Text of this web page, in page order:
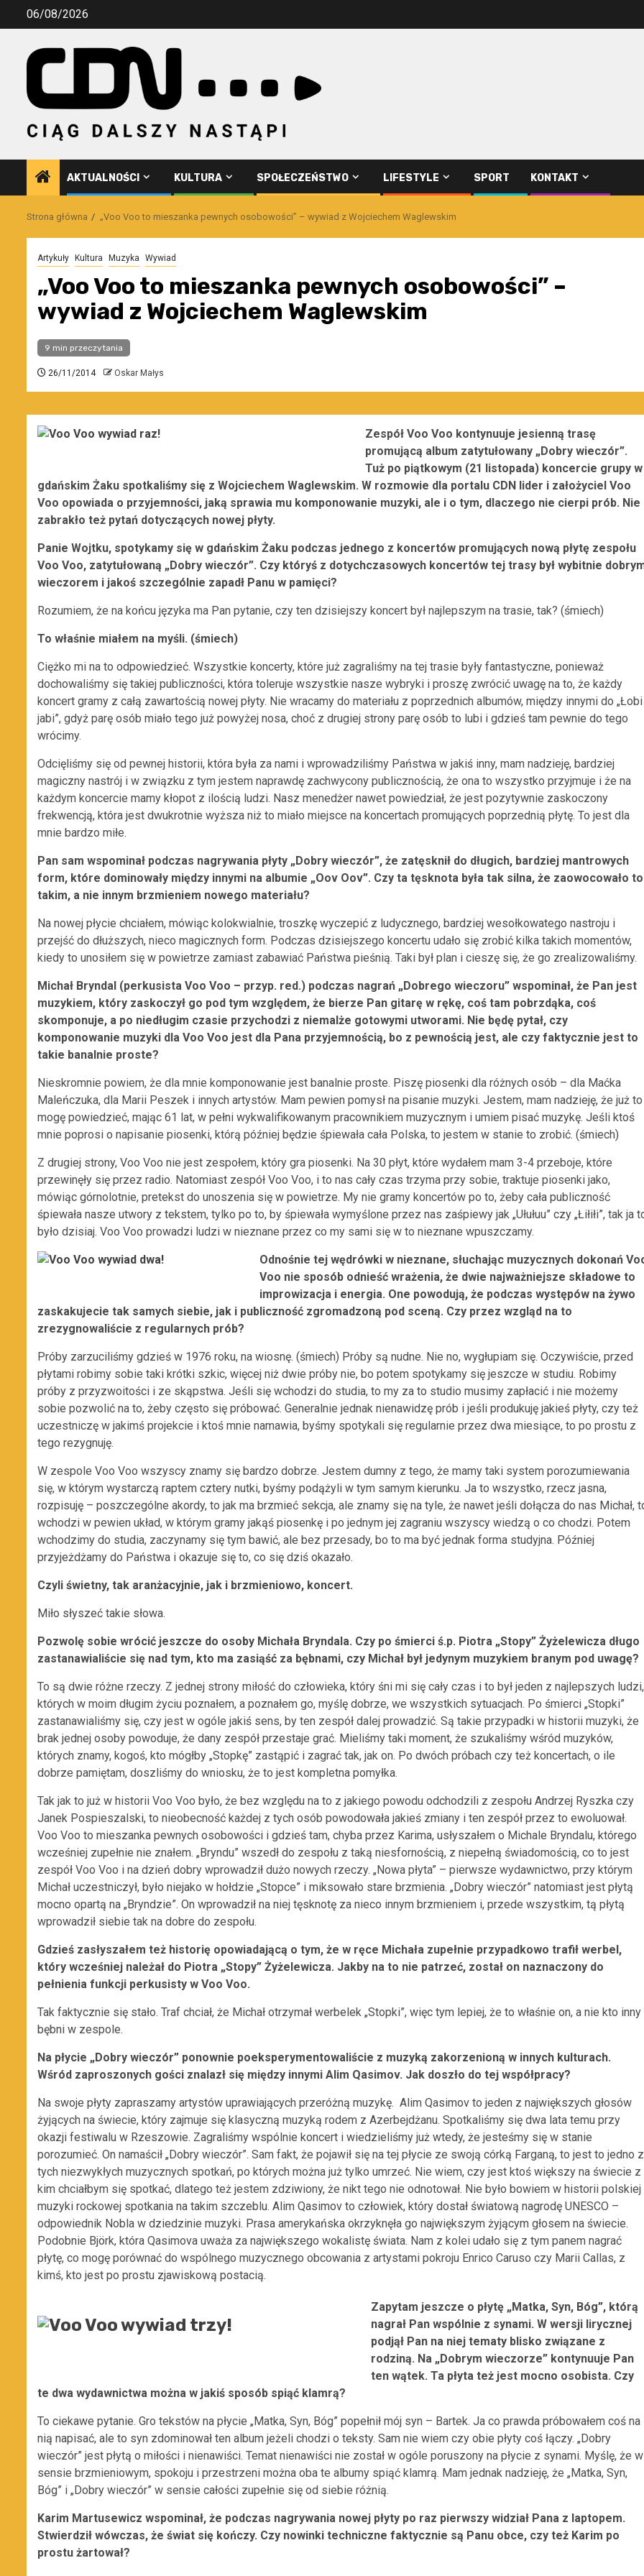
Przejdź06/08/2026
AKTUALNOŚCI KULTURA SPOŁECZEŃSTWO LIFESTYLE SPORT KONTAKT
Strona główna „Voo Voo to mieszanka pewnych osobowości” – wywiad z Wojciechem Waglewskim
Artykuły Kultura Muzyka Wywiad
„Voo Voo to mieszanka pewnych osobowości” –
wywiad z Wojciechem Waglewskim
9 min przeczytania
26/11/2014 Oskar Małys
Zespół Voo Voo kontynuuje jesienną trasę
promującą album zatytułowany „Dobry wieczór”.
Tuż po piątkowym (21 listopada) koncercie grupy w
gdańskim Żaku spotkaliśmy się z Wojciechem Waglewskim. W rozmowie dla portalu CDN lider i założyciel Voo
Voo opowiada o przyjemności, jaką sprawia mu komponowanie muzyki, ale i o tym, dlaczego nie cierpi prób. Nie
zabrakło też pytań dotyczących nowej płyty.
Panie Wojtku, spotykamy się w gdańskim Żaku podczas jednego z koncertów promujących nową płytę zespołu
Voo Voo, zatytułowaną „Dobry wieczór”. Czy któryś z dotychczasowych koncertów tej trasy był wybitnie
wieczorem i jakoś szczególnie zapadł Panu w pamięci?
Rozumiem, że na końcu języka ma Pan pytanie, czy ten dzisiejszy koncert był najlepszym na trasie, tak? (śmiech)
To właśnie miałem na myśli. (śmiech)
Ciężko mi na to odpowiedzieć. Wszystkie koncerty, które już zagraliśmy na tej trasie były fantastyczne, ponieważ
dochowaliśmy się takiej publiczności, która toleruje wszystkie nasze wybryki i proszę zwrócić uwagę na to, że każdy
koncert gramy z całą zawartością nowej płyty. Nie wracamy do materiału z poprzednich albumów, między innymi do „Łobi
jabi”, gdyż parę osób miało tego już powyżej nosa, choć z drugiej strony parę osób to lubi i gdzieś tam pewnie do tego
wrócimy.
Odcięliśmy się od pewnej historii, która była za nami i wprowadziliśmy Państwa w jakiś inny, mam nadzieję, bardziej
magiczny nastrój i w związku z tym jestem naprawdę zachwycony publicznością, że ona to wszystko przyjmuje i że na
każdym koncercie mamy kłopot z ilością ludzi. Nasz menedżer nawet powiedział, że jest pozytywnie zaskoczony
frekwencją, która jest dwukrotnie wyższa niż to miało miejsce na koncertach promujących poprzednią płytę. To jest dla
mnie bardzo miłe.
Pan sam wspominał podczas nagrywania płyty „Dobry wieczór”, że zatęsknił do długich, bardziej mantrowych
form, które dominowały między innymi na albumie „Oov Oov”. Czy ta tęsknota była tak silna, że zaowocowało to
takim, a nie innym brzmieniem nowego materiału?
Na nowej płycie chciałem, mówiąc kolokwialnie, troszkę wyczepić z ludycznego, bardziej wesołkowatego nastroju i
przejść do dłuższych, nieco magicznych form. Podczas dzisiejszego koncertu udało się zrobić kilka takich momentów,
kiedy to unosiłem się w powietrze zamiast zabawiać Państwa pieśnią. Taki był plan i cieszę się, że go zrealizowaliśmy.
Michał Bryndal (perkusista Voo Voo – przyp. red.) podczas nagrań „Dobrego wieczoru” wspominał, że Pan jest
muzykiem, który zaskoczył go pod tym względem, że bierze Pan gitarę w rękę, coś tam pobrzdąka, coś
skomponuje, a po niedługim czasie przychodzi z niemalże gotowymi utworami. Nie będę pytał, czy
komponowanie muzyki dla Voo Voo jest dla Pana przyjemnością, bo z pewnością jest, ale czy faktycznie jest to
takie banalnie proste?
Nieskromnie powiem, że dla mnie komponowanie jest banalnie proste. Piszę piosenki dla różnych osób – dla Maćka
Maleńczuka, dla Marii Peszek i innych artystów. Mam pewien pomysł na pisanie muzyki. Jestem, mam nadzieję, że już to
mogę powiedzieć, mając 61 lat, w pełni wykwalifikowanym pracownikiem muzycznym i umiem pisać muzykę. Jeśli ktoś
mnie poprosi o napisanie piosenki, którą później będzie śpiewała cała Polska, to jestem w stanie to zrobić. (śmiech)
Z drugiej strony, Voo Voo nie jest zespołem, który gra piosenki. Na 30 płyt, które wydałem mam 3-4 przeboje, które
przewinęły się przez radio. Natomiast zespół Voo Voo, i to nas cały czas trzyma przy sobie, traktuje piosenki jako,
mówiąc górnolotnie, pretekst do unoszenia się w powietrze. My nie gramy koncertów po to, żeby cała publiczność
śpiewała nasze utwory z tekstem, tylko po to, by śpiewała wymyślone przez nas zaśpiewy jak „Ułułuu” czy „Łiłiłi”, tak ja
było dzisiaj. Voo Voo prowadzi ludzi w nieznane przez co my sami się w to nieznane wpuszczamy.
Odnośnie tej wędrówki w nieznane, słuchając muzycznych dokonań
Voo nie sposób odnieść wrażenia, że dwie najważniejsze składowe to
improwizacja i energia. One powodują, że podczas występów na żywo
zaskakujecie tak samych siebie, jak i publiczność zgromadzoną pod sceną. Czy przez wzgląd na to
zrezygnowaliście z regularnych prób?
Próby zarzuciliśmy gdzieś w 1976 roku, na wiosnę. (śmiech) Próby są nudne. Nie no, wygłupiam się. Oczywiście, przed
płytami robimy sobie taki krótki szkic, więcej niż dwie próby nie, bo potem spotykamy się jeszcze w studiu. Robimy
próby z przyzwoitości i ze skąpstwa. Jeśli się wchodzi do studia, to my za to studio musimy zapłacić i nie możemy
sobie pozwolić na to, żeby często się próbować. Generalnie jednak nienawidzę prób i jeśli produkuję jakieś płyty, czy też
uczestniczę w jakimś projekcie i ktoś mnie namawia, byśmy spotykali się regularnie przez dwa miesiące, to po prostu z
tego rezygnuję.
W zespole Voo Voo wszyscy znamy się bardzo dobrze. Jestem dumny z tego, że mamy taki system porozumiewania
się, w którym wystarczą raptem cztery nutki, byśmy podążyli w tym samym kierunku. Ja to wszystko, rzecz jasna,
rozpisuję – poszczególne akordy, to jak ma brzmieć sekcja, ale znamy się na tyle, że nawet jeśli dołącza do nas Michał,
wchodzi w pewien układ, w którym gramy jakąś piosenkę i po jednym jej zagraniu wszyscy wiedzą o co chodzi. Potem
wchodzimy do studia, zaczynamy się tym bawić, ale bez przesady, bo to ma być jednak forma studyjna. Później
przyjeżdżamy do Państwa i okazuje się to, co się dziś okazało.
Czyli świetny, tak aranżacyjnie, jak i brzmieniowo, koncert.
Miło słyszeć takie słowa.
Pozwolę sobie wrócić jeszcze do osoby Michała Bryndala. Czy po śmierci ś.p. Piotra „Stopy” Żyżelewicza długo
zastanawialiście się nad tym, kto ma zasiąść za bębnami, czy Michał był jedynym muzykiem branym pod uwagę?
To są dwie różne rzeczy. Z jednej strony miłość do człowieka, który śni mi się cały czas i to był jeden z najlepszych ludzi,
których w moim długim życiu poznałem, a poznałem go, myślę dobrze, we wszystkich sytuacjach. Po śmierci „Stopki”
zastanawialiśmy się, czy jest w ogóle jakiś sens, by ten zespół dalej prowadzić. Są takie przypadki w historii muzyki, że
brak jednej osoby powoduje, że dany zespół przestaje grać. Mieliśmy taki moment, że szukaliśmy wśród muzyków,
których znamy, kogoś, kto mógłby „Stopkę” zastąpić i zagrać tak, jak on. Po dwóch próbach czy też koncertach, o ile
dobrze pamiętam, doszliśmy do wniosku, że to jest kompletna pomyłka.
Tak jak to już w historii Voo Voo było, że bez względu na to z jakiego powodu odchodzili z zespołu Andrzej Ryszka czy
Janek Pospieszalski, to nieobecność każdej z tych osób powodowała jakieś zmiany i ten zespół przez to ewoluował.
Voo Voo to mieszanka pewnych osobowości i gdzieś tam, chyba przez Karima, usłyszałem o Michale Bryndalu, którego
wcześniej zupełnie nie znałem. „Bryndu” wszedł do zespołu z taką niesfornością, z niepełną świadomością, co to jest
zespół Voo Voo i na dzień dobry wprowadził dużo nowych rzeczy. „Nowa płyta” – pierwsze wydawnictwo, przy którym
Michał uczestniczył, było niejako w hołdzie „Stopce” i miksowało stare brzmienia. „Dobry wieczór” natomiast jest płytą
mocno opartą na „Bryndzie”. On wprowadził na niej tęsknotę za nieco innym brzmieniem i, przede wszystkim, tą płytą
wprowadził siebie tak na dobre do zespołu.
Gdzieś zasłyszałem też historię opowiadającą o tym, że w ręce Michała zupełnie przypadkowo trafił werbel,
który wcześniej należał do Piotra „Stopy” Żyżelewicza. Jakby na to nie patrzeć, został on naznaczony do
pełnienia funkcji perkusisty w Voo Voo.
Tak faktycznie się stało. Traf chciał, że Michał otrzymał werbelek „Stopki”, więc tym lepiej, że to właśnie on, a nie kto inny
bębni w zespole.
Na płycie „Dobry wieczór” ponownie poeksperymentowaliście z muzyką zakorzenioną w innych kulturach.
Wśród zaproszonych gości znalazł się między innymi Alim Qasimov. Jak doszło do tej współpracy?
Na swoje płyty zapraszamy artystów uprawiających przeróżną muzykę. Alim Qasimov to jeden z największych głosów
żyjących na świecie, który zajmuje się klasyczną muzyką rodem z Azerbejdżanu. Spotkaliśmy się dwa lata temu przy
okazji festiwalu w Rzeszowie. Zagraliśmy wspólnie koncert i wiedzieliśmy już wtedy, że jesteśmy się w stanie
porozumieć. On namaścił „Dobry wieczór”. Sam fakt, że pojawił się na tej płycie ze swoją córką Farganą, to jest to jedno z
tych niezwykłych muzycznych spotkań, po których można już tylko umrzeć. Nie wiem, czy jest ktoś większy na świecie z
kim chciałbym się spotkać, dlatego też jestem zdziwiony, że nikt tego nie odnotował. Nie było bowiem w historii polskiej
muzyki rockowej spotkania na takim szczeblu. Alim Qasimov to człowiek, który dostał światową nagrodę UNESCO –
odpowiednik Nobla w dziedzinie muzyki. Prasa amerykańska okrzyknęła go największym żyjącym głosem na świecie.
Podobnie Björk, która Qasimova uważa za największego wokalistę świata. Nam z kolei udało się z tym panem nagrać
płytę, co mogę porównać do wspólnego muzycznego obcowania z artystami pokroju Enrico Caruso czy Marii Callas, z
kimś, kto jest po prostu zjawiskową postacią.
Zapytam jeszcze o płytę „Matka, Syn, Bóg”, którą
nagrał Pan wspólnie z synami. W wersji lirycznej
podjął Pan na niej tematy blisko związane z
rodziną. Na „Dobrym wieczorze” kontynuuje Pan
ten wątek. Ta płyta też jest mocno osobista. Czy
te dwa wydawnictwa można w jakiś sposób spiąć klamrą?
To ciekawe pytanie. Gro tekstów na płycie „Matka, Syn, Bóg” popełnił mój syn – Bartek. Ja co prawda próbowałem coś na
nią napisać, ale to syn zdominował ten album jeżeli chodzi o teksty. Sam nie wiem czy obie płyty coś łączy. „Dobry
wieczór” jest płytą o miłości i nienawiści. Temat nienawiści nie został w ogóle poruszony na płycie z synami. Myślę, że w
sensie brzmieniowym, spokoju i przestrzeni można oba te albumy spiąć klamrą. Mam jednak nadzieję, że „Matka, Syn,
Bóg” i „Dobry wieczór” w sensie całości zupełnie się od siebie różnią.
Karim Martusewicz wspominał, że podczas nagrywania nowej płyty po raz pierwszy widział Pana z laptopem.
Stwierdził wówczas, że świat się kończy. Czy nowinki techniczne faktycznie są Panu obce, czy też Karim po
prostu żartował?